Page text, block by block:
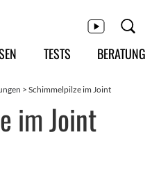
TESTS BERATUNG
> Schimmelpilze im Joint
im Joint